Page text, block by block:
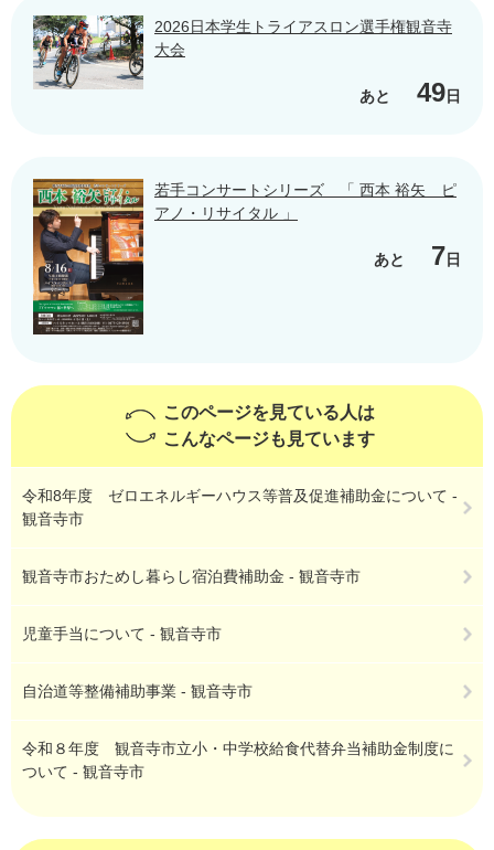
2026日本学生トライアスロン選手権観音寺
大会
あと 49日
若手コンサートシリーズ 「 西本 裕矢 ピ
アノ・リサイタル 」
あと 7日
このページを見ている人は
こんなページも見ています
令和8年度 ゼロエネルギーハウス等普及促進補助金について -
観音寺市
観音寺市おためし暮らし宿泊費補助金 - 観音寺市
児童手当について - 観音寺市
自治道等整備補助事業 - 観音寺市
令和８年度 観音寺市立小・中学校給食代替弁当補助金制度に
ついて - 観音寺市